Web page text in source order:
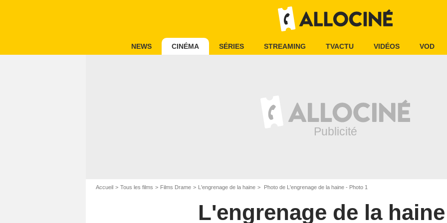
NEWS CINÉMA SÉRIES STREAMING TVACTU VIDÉOS VOD
Accueil Tous les films Films Drame L'engrenage de la haine Photo de L'engrenage de la haine - Photo 1
L'engrenage de la haine